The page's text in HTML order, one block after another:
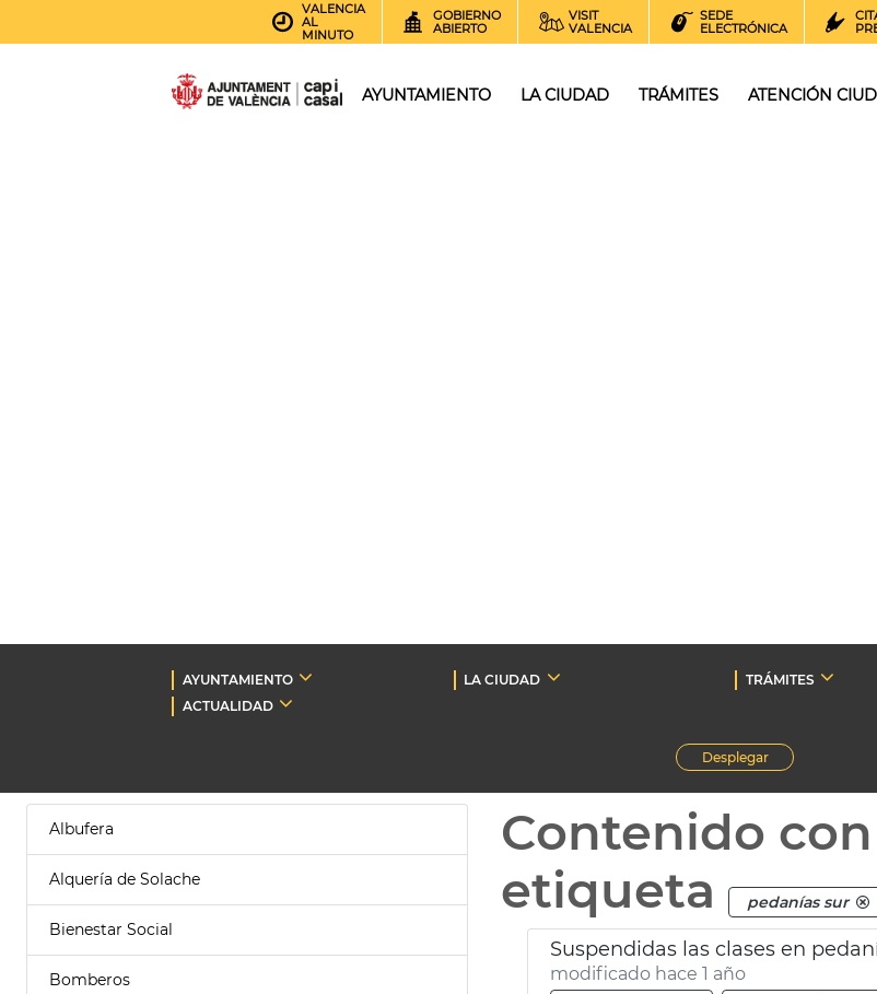
VALENCIA
AL
MINUTO
GOBIERNO
ABIERTO
VISIT
VALENCIA
SEDE
ELECTRÓNICA
AYUNTAMIENTO LA CIUDAD TRÁMITES ATENCIÓN
AYUNTAMIENTO LA CIUDAD TRÁMITES
ACTUALIDAD
Desplegar
Albufera
Alquería de Solache
Bienestar Social
Bomberos
Contenido
etiqueta
pedanías sur
Suspendidas las clases en
modificado hace 1 año